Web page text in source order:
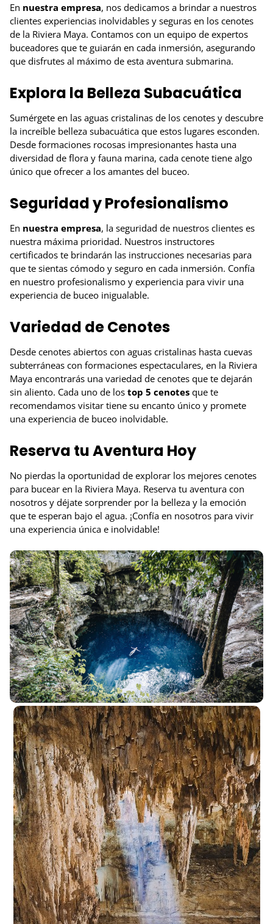
En nuestra empresa, nos dedicamos a brindar a nuestros
clientes experiencias inolvidables y seguras en los cenotes
de la Riviera Maya. Contamos con un equipo de expertos
buceadores que te guiarán en cada inmersión, asegurando
que disfrutes al máximo de esta aventura submarina.
Explora la Belleza Subacuática
Sumérgete en las aguas cristalinas de los cenotes y descubre
la increíble belleza subacuática que estos lugares esconden.
Desde formaciones rocosas impresionantes hasta una
diversidad de flora y fauna marina, cada cenote tiene algo
único que ofrecer a los amantes del buceo.
Seguridad y Profesionalismo
En nuestra empresa, la seguridad de nuestros clientes es
nuestra máxima prioridad. Nuestros instructores
certificados te brindarán las instrucciones necesarias para
que te sientas cómodo y seguro en cada inmersión. Confía
en nuestro profesionalismo y experiencia para vivir una
experiencia de buceo inigualable.
Variedad de Cenotes
Desde cenotes abiertos con aguas cristalinas hasta cuevas
subterráneas con formaciones espectaculares, en la Riviera
Maya encontrarás una variedad de cenotes que te dejarán
sin aliento. Cada uno de los top 5 cenotes que te
recomendamos visitar tiene su encanto único y promete
una experiencia de buceo inolvidable.
Reserva tu Aventura Hoy
No pierdas la oportunidad de explorar los mejores cenotes
para bucear en la Riviera Maya. Reserva tu aventura con
nosotros y déjate sorprender por la belleza y la emoción
que te esperan bajo el agua. ¡Confía en nosotros para vivir
una experiencia única e inolvidable!